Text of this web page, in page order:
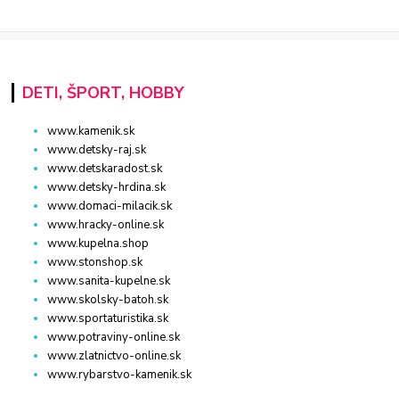
DETI, ŠPORT, HOBBY
www.kamenik.sk
www.detsky-raj.sk
www.detskaradost.sk
www.detsky-hrdina.sk
www.domaci-milacik.sk
www.hracky-online.sk
www.kupelna.shop
www.stonshop.sk
www.sanita-kupelne.sk
www.skolsky-batoh.sk
www.sportaturistika.sk
www.potraviny-online.sk
www.zlatnictvo-online.sk
www.rybarstvo-kamenik.sk